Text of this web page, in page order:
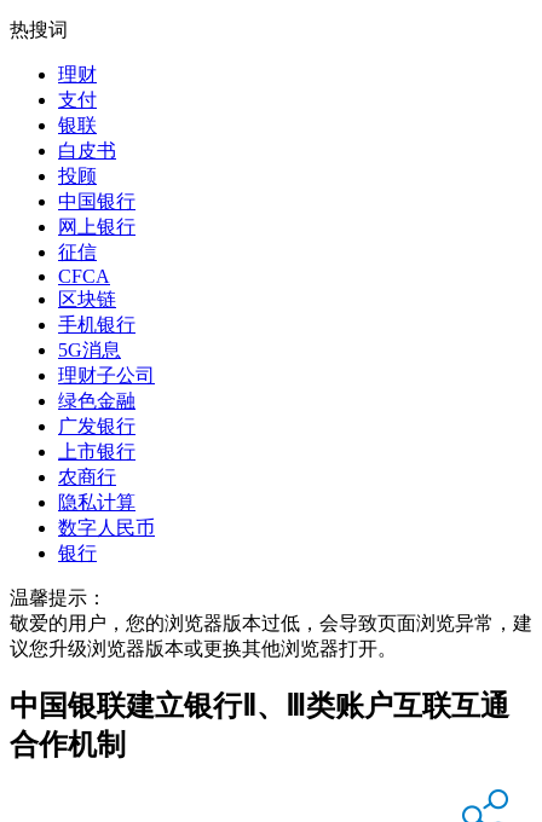
热搜词
理财
支付
银联
白皮书
投顾
中国银行
网上银行
征信
CFCA
区块链
手机银行
5G消息
理财子公司
绿色金融
广发银行
上市银行
农商行
隐私计算
数字人民币
银行
温馨提示：
敬爱的用户，您的浏览器版本过低，会导致页面浏览异常，建
议您升级浏览器版本或更换其他浏览器打开。
中国银联建立银行Ⅱ、Ⅲ类账户互联互通
合作机制